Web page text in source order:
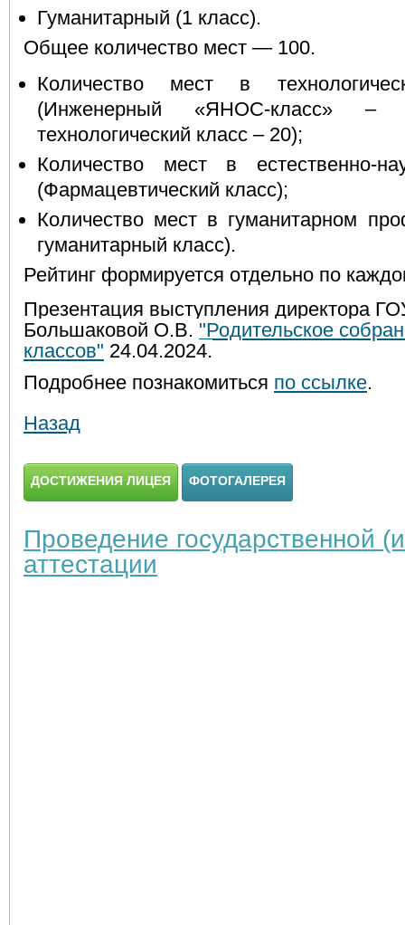
Гуманитарный (1 класс).
Общее количество мест — 100.
Количество мест в
(Инженерный «ЯНОС-класс» ‒
технологический класс ‒ 20);
Количество мест в естественно-
(Фармацевтический класс);
Количество мест в гуманитарном
гуманитарный класс).
Рейтинг формируется отдельно по
Презентация выступления директора
Большаковой О.В. "Родительское
классов" 24.04.2024.
Подробнее познакомиться по ссылке.
Назад
ДОСТИЖЕНИЯ ЛИЦЕЯ ФОТОГАЛЕРЕЯ
Проведение государственной
аттестации